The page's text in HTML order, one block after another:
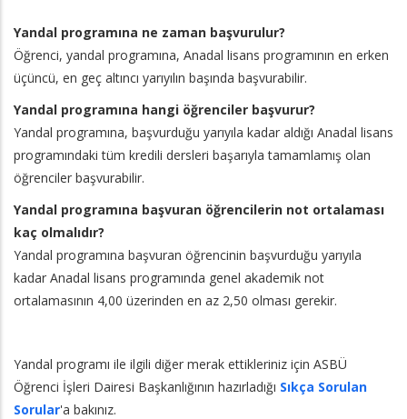
Yandal programına ne zaman başvurulur?
Öğrenci, yandal programına, Anadal lisans programının en erken
üçüncü, en geç altıncı yarıyılın başında başvurabilir.
Yandal programına hangi öğrenciler başvurur?
Yandal programına, başvurduğu yarıyıla kadar aldığı Anadal lisans
programındaki tüm kredili dersleri başarıyla tamamlamış olan
öğrenciler başvurabilir.
Yandal programına başvuran öğrencilerin not ortalaması
kaç olmalıdır?
Yandal programına başvuran öğrencinin başvurduğu yarıyıla
kadar Anadal lisans programında genel akademik not
ortalamasının 4,00 üzerinden en az 2,50 olması gerekir.
Yandal programı ile ilgili diğer merak ettikleriniz için ASBÜ
Öğrenci İşleri Dairesi Başkanlığının hazırladığı Sıkça Sorulan
Sorular'a bakınız.